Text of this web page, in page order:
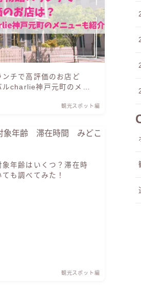
チで高評価のお店ど
charlie神戸元町のメニ
観光スポット編
年齢はいくつ？滞在時
も調べてみた！
観光スポット編